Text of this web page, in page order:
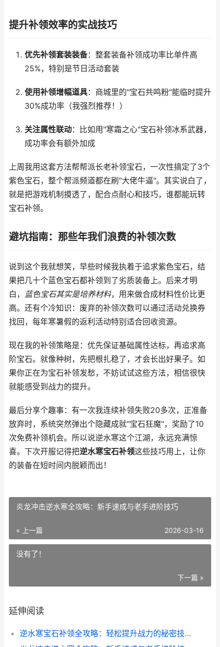
提升补领效率的实战技巧
优先补领套装装备：整套装备补领成功率比单件高
25%，特别是节日活动套装
使用补领增幅道具：商城里的"宝石共鸣粉"能临时提升
30%成功率（我强烈推荐！）
关注属性联动：比如用"寒霜之心"宝石补领冰系武器，
成功率会有额外加成
上周我用这套方法帮帮派长老补领宝石，一次性搞定了3个
紫色宝石，整个帮派频道都在刷"大佬牛逼"。其实说白了，
就是把游戏机制摸透了，配合点耐心和技巧，谁都能玩转
宝石补领。
避坑指南：那些年我们浪费的补领次数
说到这个我就想笑，早些时候我执着于追求紫色宝石，结
果把几十个蓝色宝石都补领到了劣质装备上。后来才明
白， 蓝色宝石其实是培养材料，用来做合成材料性价比更
高。还有个冷知识：废弃的补领次数可以通过活动兑换券
找回，每年寒暑假的返利活动特别适合回收资源。
现在我的补领策略是：优先保证基础属性达标，再追求高
阶宝石。就像种树，先把根扎稳了，才会长出好果子。如
果你正在为宝石补领发愁，不妨试试这些方法，相信很快
就能感受到战力的提升。
最后分享个趣事：有一次我连续补领失败20多次，正准备
放弃时，系统突然弹出个隐藏成就"宝石狂魔"，奖励了10
次免费补领机会。所以说逆水寒这个江湖，永远充满惊
喜。下次开服记得把逆水寒宝石补领这些技巧用上，让你
的装备在短时间内脱颖而出！
炎龙冲击逆水寒全攻略：新手速成与老手进阶技巧
« 上一篇 2026-03-16
没有了！
下一篇 »
延伸阅读
逆水寒宝石补领全攻略：轻松提升战力的秘密技巧